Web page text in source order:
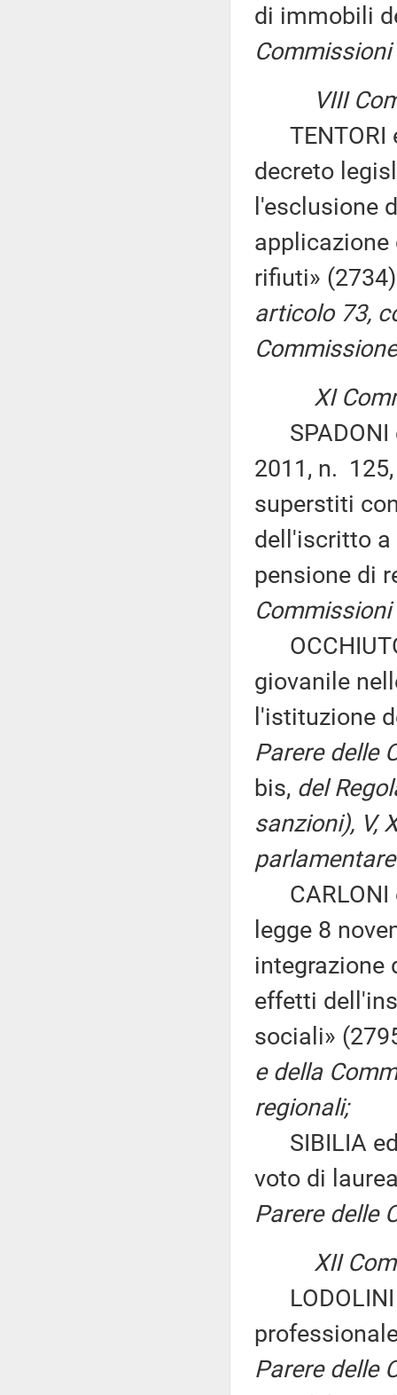
di immobili
Commissioni
VIII
TENTORI
decreto
l'esclusione
rifiuti»
articolo 73,
XI
SPADONI
2011, n.
superstiti
dell'iscritto a
pensione di
Commissioni
giovanile
l'istituzione
Parere delle
bis, del
sanzioni), V,
CARLONI
legge 8
integrazione
effetti
sociali»
e della
regionali;
SIBILIA ed
voto di
Parere delle
XII
LODOLINI
Parere delle